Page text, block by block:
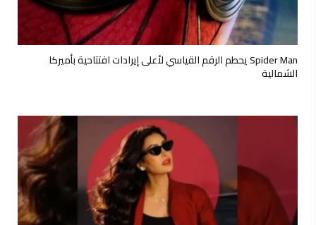
Spider Man يحطم الرقم القياسي لأعلى إيرادات افتتاحية بأميركا
الشمالية